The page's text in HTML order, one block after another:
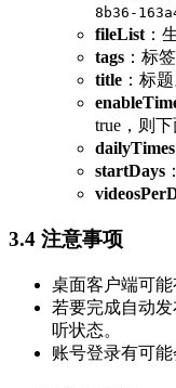
8b36-
fileList ：
tags ：标签
title ：标题
true，则下
dailyTimes
startDays
3.4 注意事项
桌面客户端可能
若要完成自动
听状态。
账号登录有可能